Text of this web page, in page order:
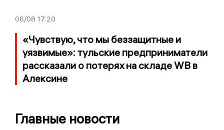
06/08 17:20
«Чувствую, что мы беззащитные и
уязвимые»: тульские предприниматели
рассказали о потерях на складе WB в
Алексине
Главные новости